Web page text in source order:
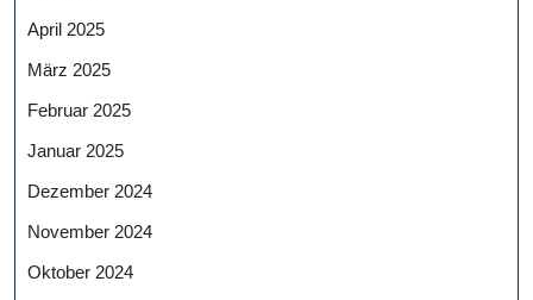
April 2025
März 2025
Februar 2025
Januar 2025
Dezember 2024
November 2024
Oktober 2024